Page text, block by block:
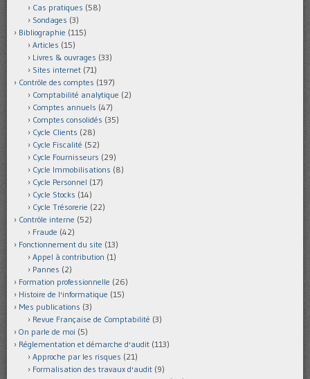
Cas pratiques (58)
Sondages (3)
Bibliographie (115)
Articles (15)
Livres & ouvrages (33)
Sites internet (71)
Contrôle des comptes (197)
Comptabilité analytique (2)
Comptes annuels (47)
Comptes consolidés (35)
Cycle Clients (28)
Cycle Fiscalité (52)
Cycle Fournisseurs (29)
Cycle Immobilisations (8)
Cycle Personnel (17)
Cycle Stocks (14)
Cycle Trésorerie (22)
Contrôle interne (52)
Fraude (42)
Fonctionnement du site (13)
Appel à contribution (1)
Pannes (2)
Formation professionnelle (26)
Histoire de l'informatique (15)
Mes publications (3)
Revue Française de Comptabilité (3)
On parle de moi (5)
Réglementation et démarche d'audit (113)
Approche par les risques (21)
Formalisation des travaux d'audit (9)